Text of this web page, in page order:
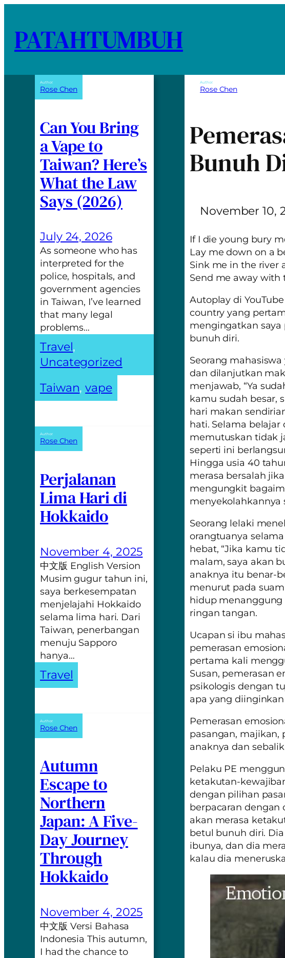
PATAHTUMBUH
Author:
Rose Chen
Can You Bring
a Vape to
Taiwan? Here’s
What the Law
Says (2026)
July 24, 2026
As someone who has
interpreted for the
police, hospitals, and
government agencies
in Taiwan, I’ve learned
that many legal
problems…
Travel
Uncategorized
Taiwan, vape
Author:
Rose Chen
Perjalanan
Lima Hari di
Hokkaido
November 4, 2025
中文版 English Version
Musim gugur tahun ini,
saya berkesempatan
menjelajahi Hokkaido
selama lima hari. Dari
Taiwan, penerbangan
menuju Sapporo
hanya…
Travel
Author:
Rose Chen
Autumn
Escape to
Northern
Japan: A Five-
Day Journey
Through
Hokkaido
November 4, 2025
中文版 Versi Bahasa
Indonesia This autumn,
I had the chance to
Author:
Rose Chen
Bunuh
November 10,
If I die young bury
Lay me down on a
Sink me in the river
Send me away with
Autoplay di
country yang
mengingatkan saya
bunuh diri.
Seorang
dan dilanjutkan
menjawab, “Ya
kamu sudah besar,
hari makan
hati. Selama
memutuskan tidak
seperti ini
Hingga usia 40
merasa bersalah
mengungkit
menyekolahkannya
Seorang lelaki
orangtuanya
hebat, “Jika kamu
malam, saya akan
anaknya itu benar-
menurut pada
hidup menanggung
ringan tangan.
Ucapan si ibu
pemerasan
pertama kali
Susan, pemerasan
psikologis dengan
apa yang
Pemerasan
pasangan, majikan,
anaknya dan
Pelaku PE
ketakutan-
dengan pilihan
berpacaran dengan
akan merasa
betul bunuh diri.
ibunya, dan dia
kalau dia